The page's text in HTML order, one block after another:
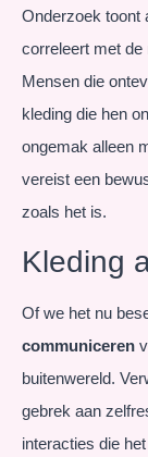
Onderzoek toont
correleert met de
Mensen die
kleding die hen
ongemak alleen
vereist een
zoals het is.
Kleding
Of we het nu
communiceren
buitenwereld.
gebrek aan
interacties die